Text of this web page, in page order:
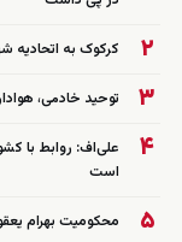
۲ کرکوک به اتحادیه
۳ توحید خادمی، هوادار
۴
علی‌اف: روابط با
است
۵ محکومیت بهرام